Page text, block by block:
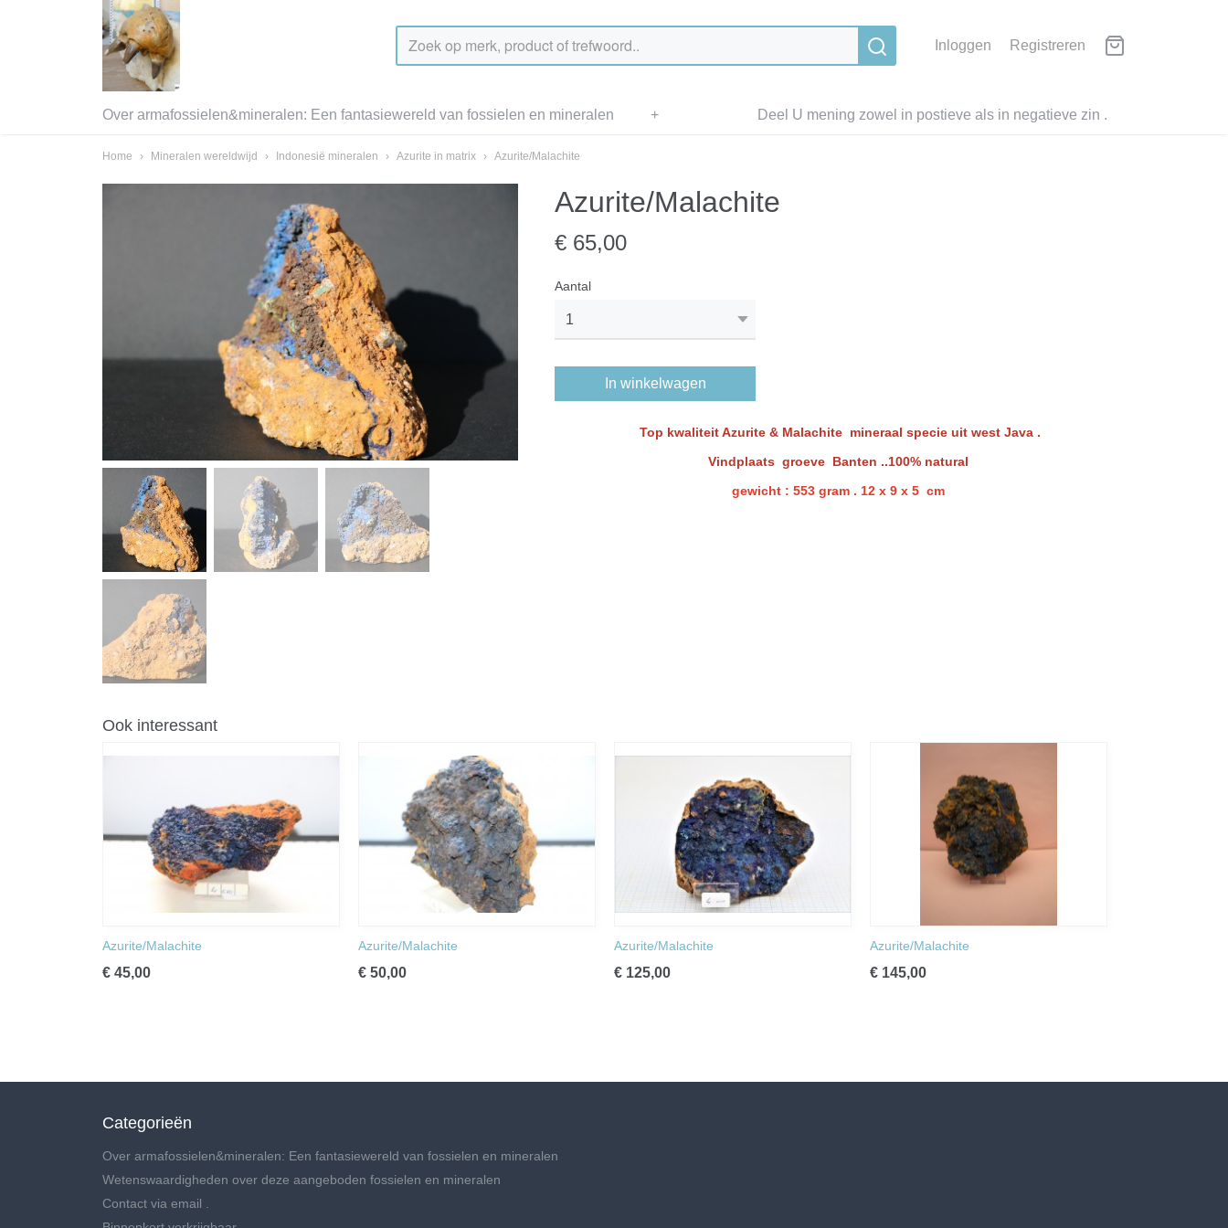
Inloggen Registreren
Deel U mening zowel in postieve als in negatieve zin .
Over armafossielen&mineralen: Een fantasiewereld van fossielen en mineralen +
Home › Mineralen wereldwijd › Indonesië mineralen › Azurite in matrix › Azurite/Malachite
Azurite/Malachite
€ 65,00
Aantal
In winkelwagen
Top kwaliteit Azurite & Malachite mineraal specie uit west Java .
Vindplaats groeve Banten ..100% natural
gewicht : 553 gram . 12 x 9 x 5 cm
Ook interessant
Azurite/Malachite
€ 45,00
Azurite/Malachite
€ 50,00
Azurite/Malachite
€ 125,00
Azurite/Malachite
€ 145,00
Categorieën
Over armafossielen&mineralen: Een fantasiewereld van fossielen en mineralen
Wetenswaardigheden over deze aangeboden fossielen en mineralen
Contact via email .